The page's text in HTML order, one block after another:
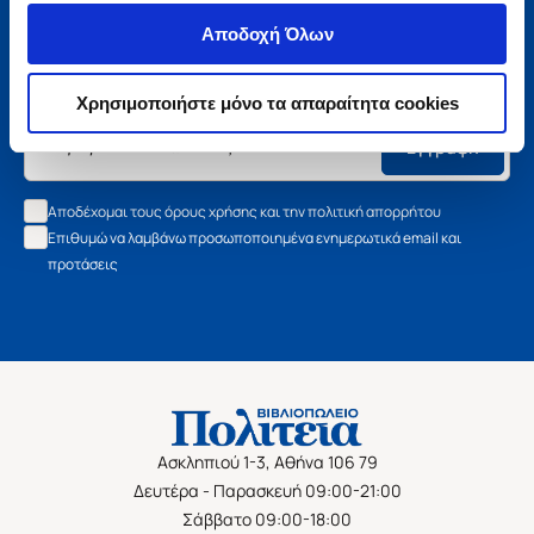
Αποδοχή Όλων
Χρησιμοποιήστε μόνο τα απαραίτητα cookies
Μάθετε τα νέα της Πολιτείας
Εγγραφείτε στο newsletter μας και μάθετε πρώτοι όλα τα
νέα βιβλία, τις εξαιρετικές τιμές και τις εκδηλώσεις μας.
Εγγραφή
Αποδέχομαι τους όρους χρήσης και την πολιτική απορρήτου
Επιθυμώ να λαμβάνω προσωποποιημένα ενημερωτικά email και
προτάσεις
Ασκληπιού 1-3, Αθήνα 106 79
Δευτέρα - Παρασκευή 09:00-21:00
Σάββατο 09:00-18:00